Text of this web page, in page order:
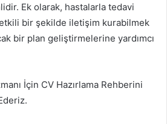
Ek olarak, hastalarla tedavi
bir şekilde iletişim kurabilmek
bir plan geliştirmelerine yardımcı
İçin CV Hazırlama Rehberini